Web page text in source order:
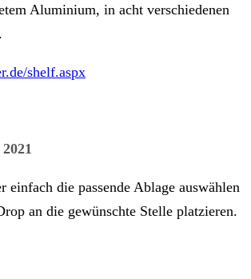
Aluminium, in acht verschiedenen
shelf.aspx
einfach die passende Ablage auswählen
an die gewünschte Stelle platzieren.